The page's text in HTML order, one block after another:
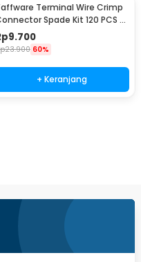
Terminal Wire Crimp
Spade Kit 120 PCS -
9.700
23.900 60%
+ Keranjang